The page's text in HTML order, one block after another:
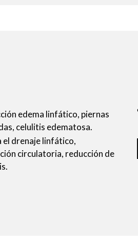
edema linfático, piernas
celulitis edematosa.
el drenaje linfático,
circulatoria, reducción de